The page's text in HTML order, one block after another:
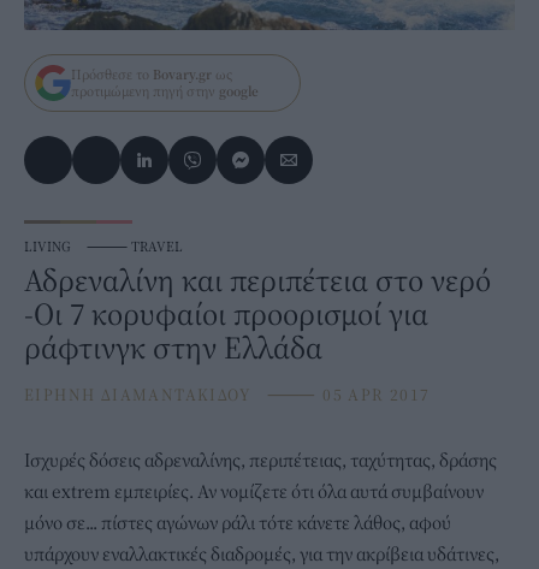
Πρόσθεσε το Bovary.gr ως
προτιμώμενη πηγή στην google
LIVING ⸻ TRAVEL
Αδρεναλίνη και περιπέτεια στο νερό
-Οι 7 κορυφαίοι προορισμοί για
ράφτινγκ στην Ελλάδα
ΕΙΡΗΝΗ ΔΙΑΜΑΝΤΑΚΙΔΟΥ ⸻ 05 APR 2017
Ισχυρές δόσεις αδρεναλίνης, περιπέτειας, ταχύτητας, δράσης
και extrem εμπειρίες. Αν νομίζετε ότι όλα αυτά συμβαίνουν
μόνο σε... πίστες αγώνων ράλι τότε κάνετε λάθος, αφού
υπάρχουν εναλλακτικές διαδρομές, για την ακρίβεια υδάτινες,